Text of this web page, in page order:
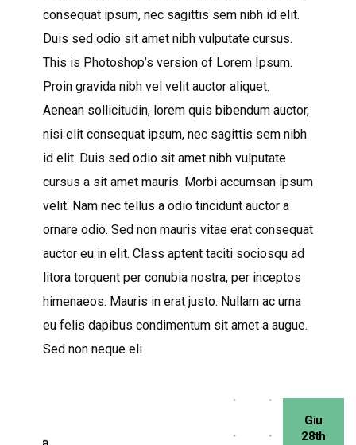
consequat ipsum, nec sagittis sem nibh id elit.
Duis sed odio sit amet nibh vulputate cursus.
This is Photoshop’s version of Lorem Ipsum.
Proin gravida nibh vel velit auctor aliquet.
Aenean sollicitudin, lorem quis bibendum auctor,
nisi elit consequat ipsum, nec sagittis sem nibh
id elit. Duis sed odio sit amet nibh vulputate
cursus a sit amet mauris. Morbi accumsan ipsum
velit. Nam nec tellus a odio tincidunt auctor a
ornare odio. Sed non mauris vitae erat consequat
auctor eu in elit. Class aptent taciti sociosqu ad
litora torquent per conubia nostra, per inceptos
himenaeos. Mauris in erat justo. Nullam ac urna
eu felis dapibus condimentum sit amet a augue.
Sed non neque eli
Giu
28th